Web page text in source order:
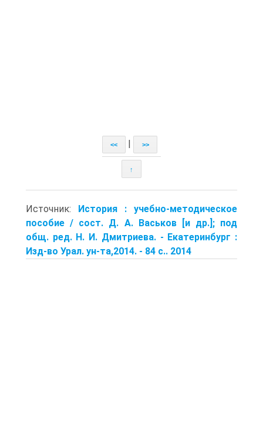
<< >>
↑
Источник: История : учебно-методическое
пособие / сост. Д. А. Васьков [и др.]; под
общ. ред. Н. И. Дмитриева. - Екатеринбург :
Изд-во Урал. ун-та,2014. - 84 с.. 2014